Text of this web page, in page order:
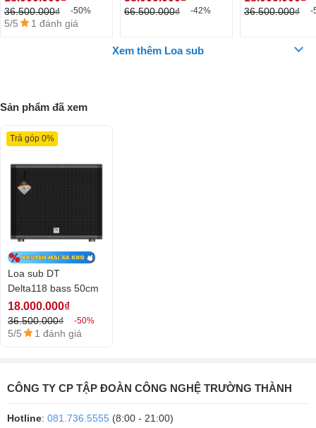
trường khác nhau, được bảo hành chính hãng lên tới 3 năm.
Lắp đặt thực tế Loa sub DT Delta118 của Trường Thành Audio
36.500.000₫ -50%
5/5 1 đánh giá
66.500.000₫ -42% 36.500.000₫ -
Xem thêm Loa sub
Sản phẩm đã xem
Loa sub DT
Delta118 bass 50cm
Trả góp 0%
18.000.000₫
36.500.000₫ -50%
5/5 1 đánh giá
CÔNG TY CP TẬP ĐOÀN CÔNG NGHỆ TRƯỜNG THÀNH
Hotline: 081.736.5555 (8:00 - 21:00)